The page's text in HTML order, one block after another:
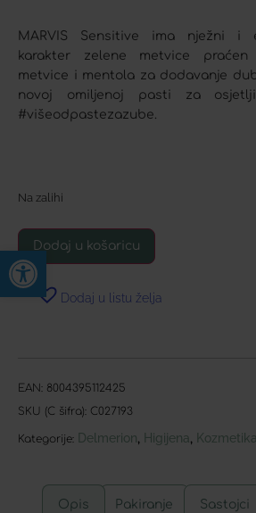
Open toolbar
MARVIS Sensitive ima nježni i
karakter zelene metvice praćen
metvice i mentola za dodavanje
novoj omiljenoj pasti za
#višeodpastezazube.
Na zalihi
Dodaj u košaricu
Dodaj u listu želja
EAN: 8004395112425
SKU (C šifra): C027193
Kategorije: Delmerion Higijena Kozmetika
Opis Pakiranje Sastojci